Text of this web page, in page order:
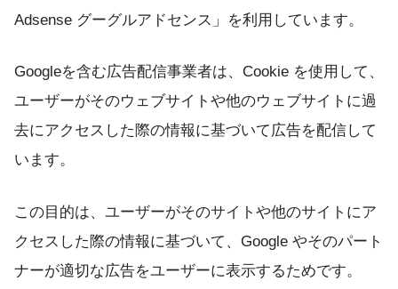
Adsense グーグルアドセンス」を利用しています。
Googleを含む広告配信事業者は、Cookie を使用して、
ユーザーがそのウェブサイトや他のウェブサイトに過
去にアクセスした際の情報に基づいて広告を配信して
います。
この目的は、ユーザーがそのサイトや他のサイトにア
クセスした際の情報に基づいて、Google やそのパート
ナーが適切な広告をユーザーに表示するためです。